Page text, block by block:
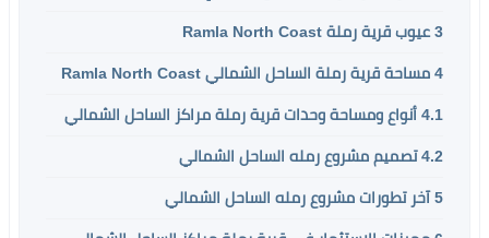
3 عيوب قرية رملة Ramla North Coast
4 مساحة قرية رملة الساحل الشمالي Ramla North Coast
4.1 أنواع ومساحة وحدات قرية رملة مراكز الساحل الشمالي
4.2 تصميم مشروع رمله الساحل الشمالي
5 آخر تطورات مشروع رمله الساحل الشمالي